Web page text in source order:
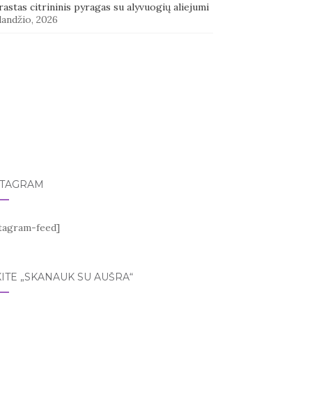
citrininis pyragas su alyvuogių aliejumi
2026
feed]
„SKANAUK SU AUŠRA“